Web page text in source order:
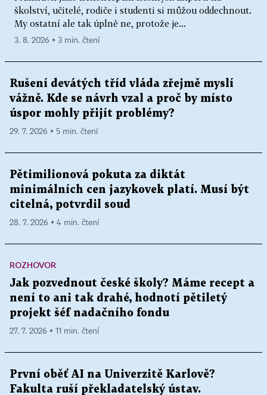
školství, učitelé, rodiče i studenti si můžou oddechnout.
My ostatní ale tak úplně ne, protože je...
3. 8. 2026 ▪ 3 min. čtení
Rušení devátých tříd vláda zřejmě myslí
vážně. Kde se návrh vzal a proč by místo
úspor mohly přijít problémy?
29. 7. 2026 ▪ 5 min. čtení
Pětimilionová pokuta za diktát
minimálních cen jazykovek platí. Musí být
citelná, potvrdil soud
28. 7. 2026 ▪ 4 min. čtení
ROZHOVOR
Jak pozvednout české školy? Máme recept a
není to ani tak drahé, hodnotí pětiletý
projekt šéf nadačního fondu
27. 7. 2026 ▪ 11 min. čtení
První oběť AI na Univerzitě Karlově?
Fakulta ruší překladatelský ústav.